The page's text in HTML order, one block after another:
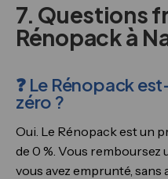
7. Questions
Rénopack à
❓ Le Rénopack
zéro ?
Oui. Le Rénopack est un
de 0 %. Vous remboursez
vous avez emprunté,